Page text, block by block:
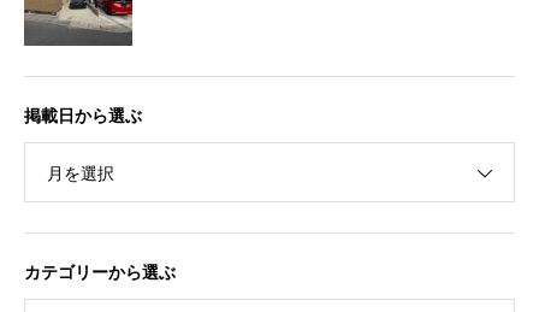
掲載日から選ぶ
月を選択
カテゴリーから選ぶ